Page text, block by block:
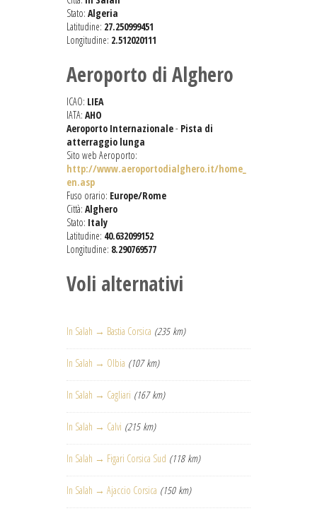
Stato: Algeria
Latitudine: 27.250999451
Longitudine: 2.512020111
Aeroporto di Alghero
ICAO: LIEA
IATA: AHO
Aeroporto Internazionale- Pista di
atterraggio lunga
Sito web Aeroporto:
http://www.aeroportodialghero.it/home_
en.asp
Fuso orario: Europe/Rome
Città: Alghero
Stato: Italy
Latitudine: 40.632099152
Longitudine: 8.290769577
Voli alternativi
In Salah → Bastia Corsica (235 km)
In Salah → Olbia (107 km)
In Salah → Cagliari (167 km)
In Salah → Calvi (215 km)
In Salah → Figari Corsica Sud (118 km)
In Salah → Ajaccio Corsica (150 km)